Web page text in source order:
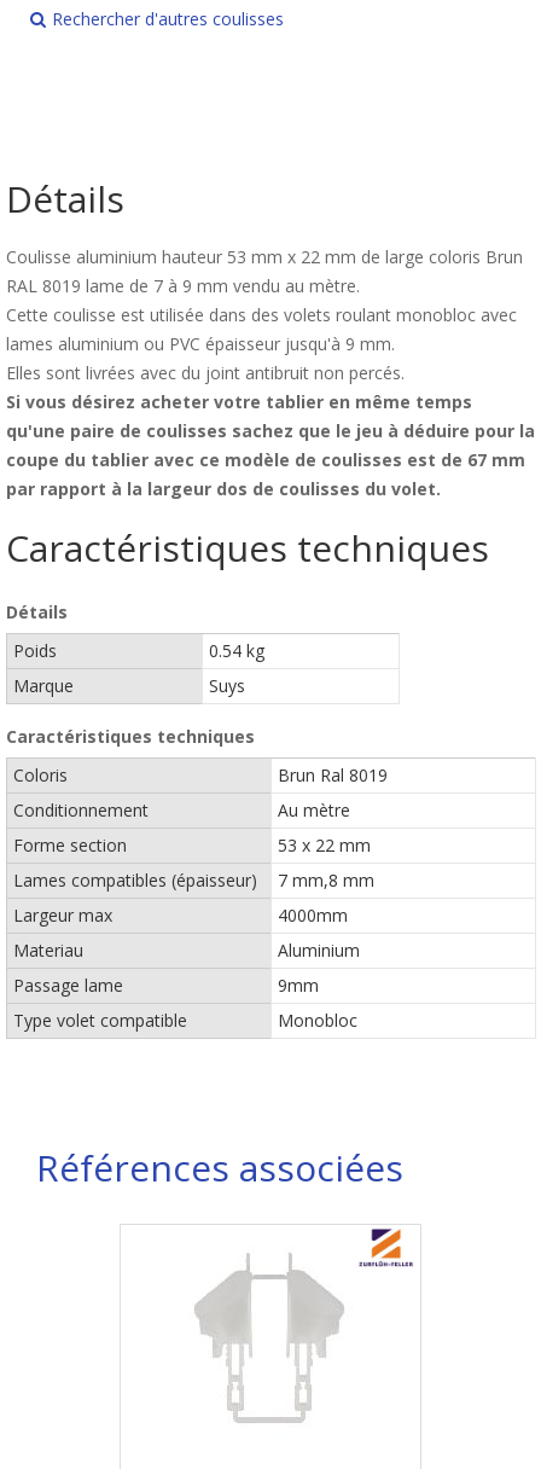
Rechercher d'autres coulisses
Détails
Coulisse aluminium hauteur 53 mm x 22 mm de large coloris Brun
RAL 8019 lame de 7 à 9 mm vendu au mètre.
Cette coulisse est utilisée dans des volets roulant monobloc avec
lames aluminium ou PVC épaisseur jusqu'à 9 mm.
Elles sont livrées avec du joint antibruit non percés.
Si vous désirez acheter votre tablier en même temps
qu'une paire de coulisses sachez que le jeu à déduire pour la
coupe du tablier avec ce modèle de coulisses est de 67 mm
par rapport à la largeur dos de coulisses du volet.
Caractéristiques techniques
Détails
Poids
0.54 kg
Marque
Suys
Caractéristiques techniques
Coloris
Brun Ral 8019
Conditionnement
Au mètre
Forme section
53 x 22 mm
Lames compatibles (épaisseur)
7 mm,8 mm
Largeur max
4000mm
Materiau
Aluminium
Passage lame
9mm
Type volet compatible
Monobloc
Références associées